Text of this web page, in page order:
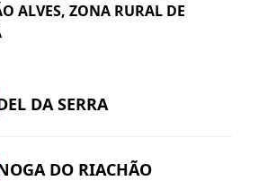
ALVES, ZONA RURAL DE
DA SERRA
DO RIACHÃO